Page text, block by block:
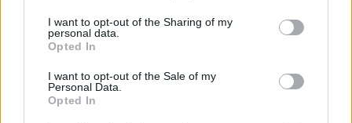
I want to opt-out of the Sharing of my
personal data.
Opted In
I want to opt-out of the Sale of my
Personal Data.
Opted In
1960 92 634
8 444
7 576 22,8